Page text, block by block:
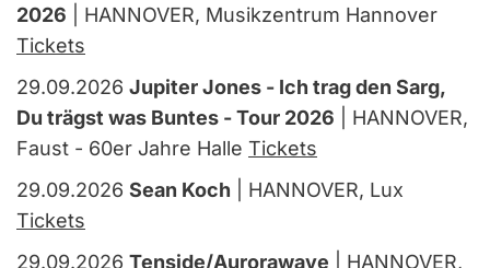
2026 | HANNOVER, Musikzentrum Hannover
Tickets
29.09.2026 Jupiter Jones - Ich trag den Sarg,
Du trägst was Buntes - Tour 2026 | HANNOVER,
Faust - 60er Jahre Halle Tickets
29.09.2026 Sean Koch | HANNOVER, Lux
Tickets
29.09.2026 Tenside/Aurorawave | HANNOVER,